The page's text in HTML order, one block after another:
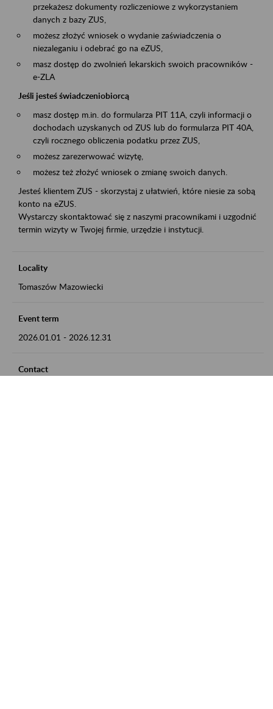
przekażesz dokumenty rozliczeniowe z wykorzystaniem
danych z bazy ZUS,
możesz złożyć wniosek o wydanie zaświadczenia o
niezaleganiu i odebrać go na eZUS,
masz dostęp do zwolnień lekarskich swoich pracowników -
e-ZLA
Jeśli jesteś świadczeniobiorcą
masz dostęp m.in. do formularza PIT 11A, czyli informacji o
dochodach uzyskanych od ZUS lub do formularza PIT 40A,
czyli rocznego obliczenia podatku przez ZUS,
możesz zarezerwować wizytę,
możesz też złożyć wniosek o zmianę swoich danych.
Jesteś klientem ZUS - skorzystaj z ułatwień, które niesie za sobą
konto na eZUS.
Wystarczy skontaktować się z naszymi pracownikami i uzgodnić
termin wizyty w Twojej firmie, urzędzie i instytucji.
Locality
Tomaszów Mazowiecki
Event term
2026.01.01 - 2026.12.31
Contact